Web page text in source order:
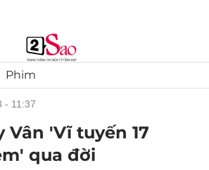
Phim
- 11:37
Vân 'Vĩ tuyến 17
qua đời